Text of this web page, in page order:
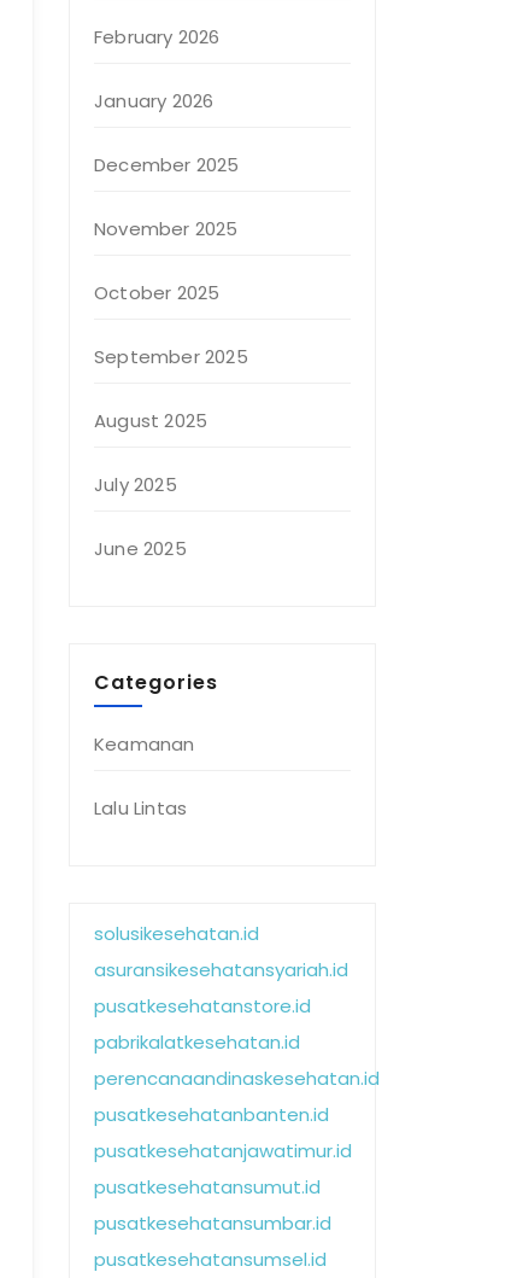
February 2026
January 2026
December 2025
November 2025
October 2025
September 2025
August 2025
July 2025
June 2025
Categories
Keamanan
Lalu Lintas
solusikesehatan.id
asuransikesehatansyariah.id
pusatkesehatanstore.id
pabrikalatkesehatan.id
perencanaandinaskesehatan.id
pusatkesehatanbanten.id
pusatkesehatanjawatimur.id
pusatkesehatansumut.id
pusatkesehatansumbar.id
pusatkesehatansumsel.id